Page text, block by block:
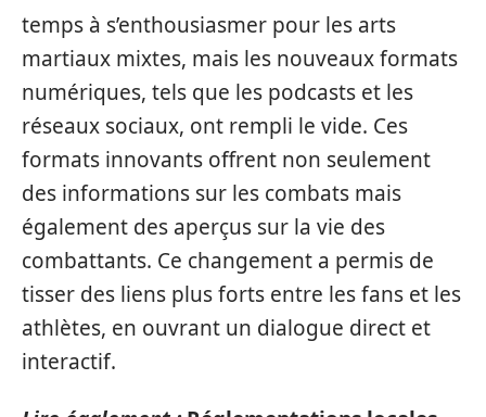
temps à s’enthousiasmer pour les arts
martiaux mixtes, mais les nouveaux formats
numériques, tels que les podcasts et les
réseaux sociaux, ont rempli le vide. Ces
formats innovants offrent non seulement
des informations sur les combats mais
également des aperçus sur la vie des
combattants. Ce changement a permis de
tisser des liens plus forts entre les fans et les
athlètes, en ouvrant un dialogue direct et
interactif.